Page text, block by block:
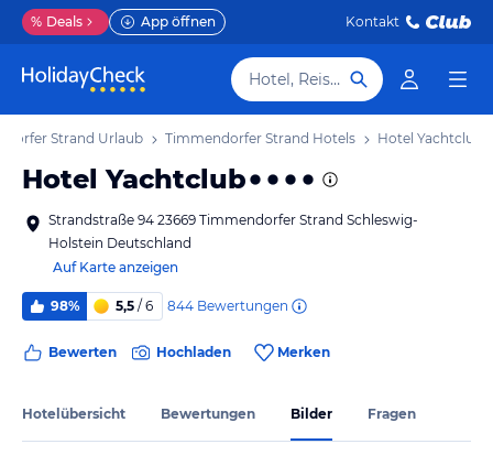
% Deals App öffnen Kontakt
Hotel, Reiseziel
Strand Urlaub Timmendorfer Strand Hotels Hotel Yachtclub
Hotel Yachtclub
Strandstraße 94 23669 Timmendorfer Strand Schleswig-
Holstein Deutschland
Auf Karte anzeigen
98% 5,5 / 6 844 Bewertungen
Bewerten Hochladen Merken
Hotelübersicht Bewertungen Bilder Fragen